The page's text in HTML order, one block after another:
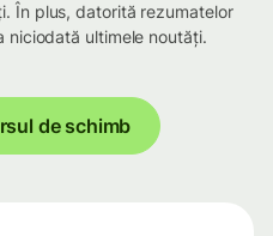
În plus, datorită rezumatelor
niciodată ultimele noutăți.
de schimb